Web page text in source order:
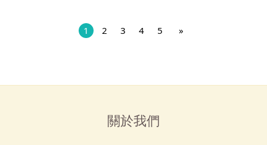
1 2 3 4 5 »
關於我們